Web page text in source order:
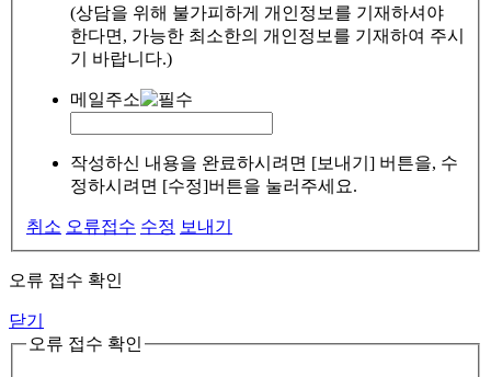
(상담을 위해 불가피하게 개인정보를 기재하셔야
한다면, 가능한 최소한의 개인정보를 기재하여 주시
기 바랍니다.)
메일주소
작성하신 내용을 완료하시려면 [보내기] 버튼을, 수
정하시려면 [수정]버튼을 눌러주세요.
취소 오류접수 수정 보내기
오류 접수 확인
닫기
오류 접수 확인